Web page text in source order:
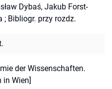
Dybaś, Jakub Forst-
; Bibliogr. przy rozdz.
der Wissenschaften.
Wien]